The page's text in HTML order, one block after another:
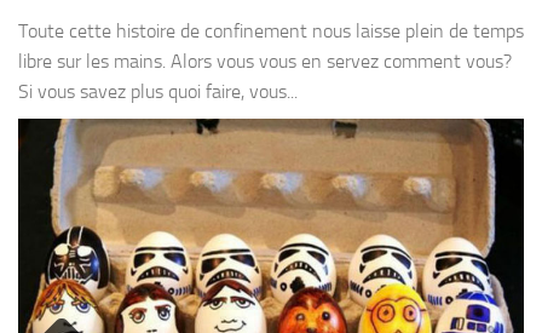
Toute cette histoire de confinement nous laisse plein de temps
libre sur les mains. Alors vous vous en servez comment vous?
Si vous savez plus quoi faire, vous...